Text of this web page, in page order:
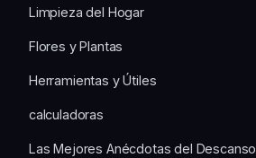
Limpieza del Hogar
Flores y Plantas
Herramientas y Útiles
calculadoras
Las Mejores Anécdotas del Descanso